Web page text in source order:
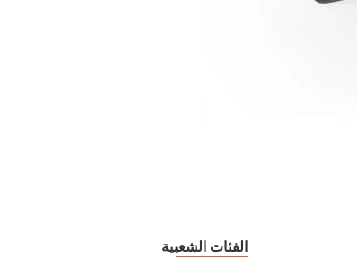
الفئات الشعبية